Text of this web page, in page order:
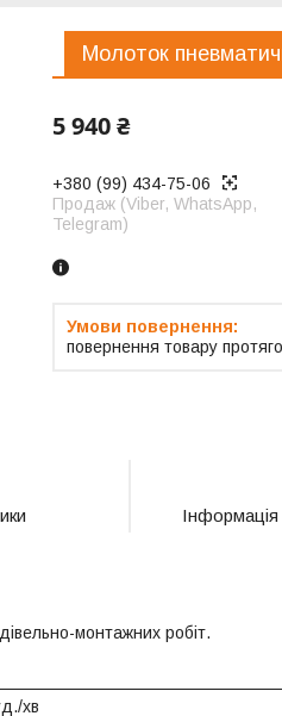
Молоток
5 940 ₴
+380 (99) 434-75-06
Продаж (Viber, WhatsApp,
Telegram)
повернення товару
монтажних робіт.
хв